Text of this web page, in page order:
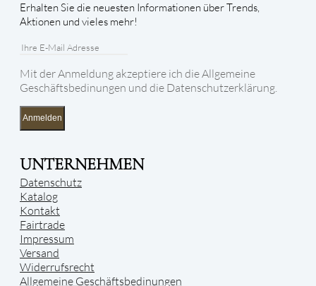
Erhalten Sie die neuesten Informationen über Trends,
Aktionen und vieles mehr!
Mit der Anmeldung akzeptiere ich die Allgemeine
Geschäftsbedinungen und die Datenschutzerklärung.
Anmelden
UNTERNEHMEN
Datenschutz
Katalog
Kontakt
Fairtrade
Impressum
Versand
Widerrufsrecht
Allgemeine Geschäftsbedinungen